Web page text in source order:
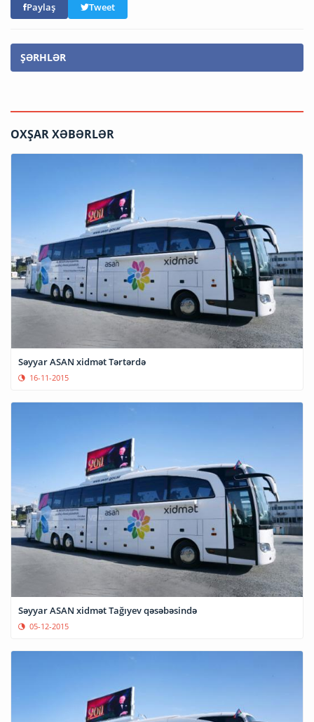
Paylaş Tweet
ŞƏRHLƏR
OXŞAR XƏBƏRLƏR
Səyyar ASAN xidmət Tərtərdə
16-11-2015
Səyyar ASAN xidmət Tağıyev qəsəbəsində
05-12-2015